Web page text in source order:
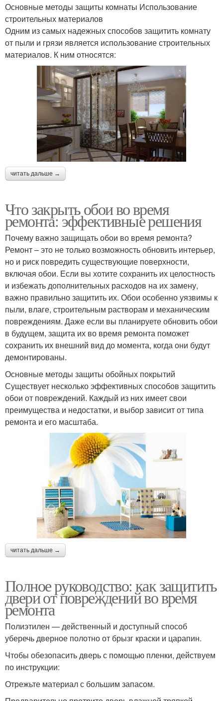
Основные методы защиты комнаты Использование
строительных материалов
Одним из самых надежных способов защитить комнату
от пыли и грязи является использование строительных
материалов. К ним относятся:
читать дальше →
Что закрыть обои во время
ремонта: эффективные решения
Почему важно защищать обои во время ремонта?
Ремонт – это не только возможность обновить интерьер,
но и риск повредить существующие поверхности,
включая обои. Если вы хотите сохранить их целостность
и избежать дополнительных расходов на их замену,
важно правильно защитить их. Обои особенно уязвимы к
пыли, влаге, строительным растворам и механическим
повреждениям. Даже если вы планируете обновить обои
в будущем, защита их во время ремонта поможет
сохранить их внешний вид до момента, когда они будут
демонтированы.
Основные методы защиты обойных покрытий
Существует несколько эффективных способов защитить
обои от повреждений. Каждый из них имеет свои
преимущества и недостатки, и выбор зависит от типа
ремонта и его масштаба.
читать дальше →
Полное руководство: как защитить
двери от повреждений во время
ремонта
Полиэтилен — действенный и доступный способ
уберечь дверное полотно от брызг краски и царапин.
Чтобы обезопасить дверь с помощью пленки, действуем
по инструкции:
Отрежьте материал с большим запасом.